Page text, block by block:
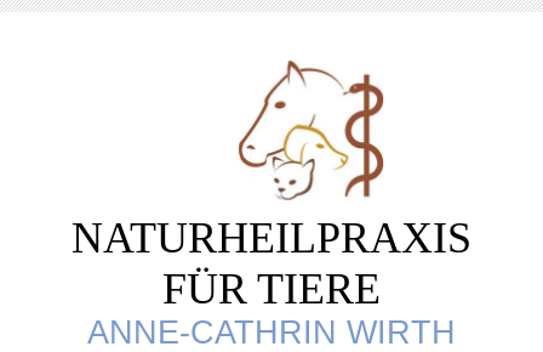
NATURHEILPRAXIS
FÜR TIERE
ANNE-CATHRIN WIRTH